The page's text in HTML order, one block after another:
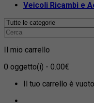
Veicoli Ricambi e
Il mio carrello
0 oggetto(i) - 0.00€
Il tuo carrello è